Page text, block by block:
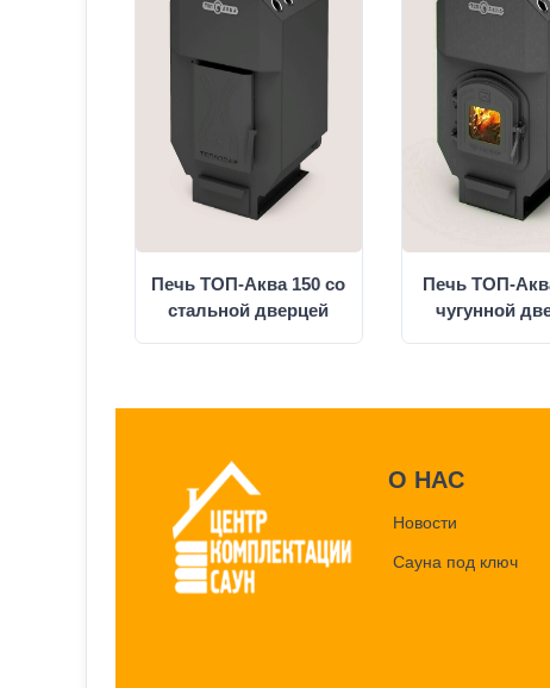
Печь ТОП-Аква 150 со
стальной дверцей
Печь ТОП-
чугунной
О НАС
Новости
Сауна под ключ